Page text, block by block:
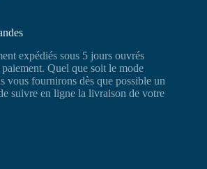
expédiés sous 5 jours ouvrés
Quel que soit le mode
vous fournirons dès que possible un
suivre en ligne la livraison de votre